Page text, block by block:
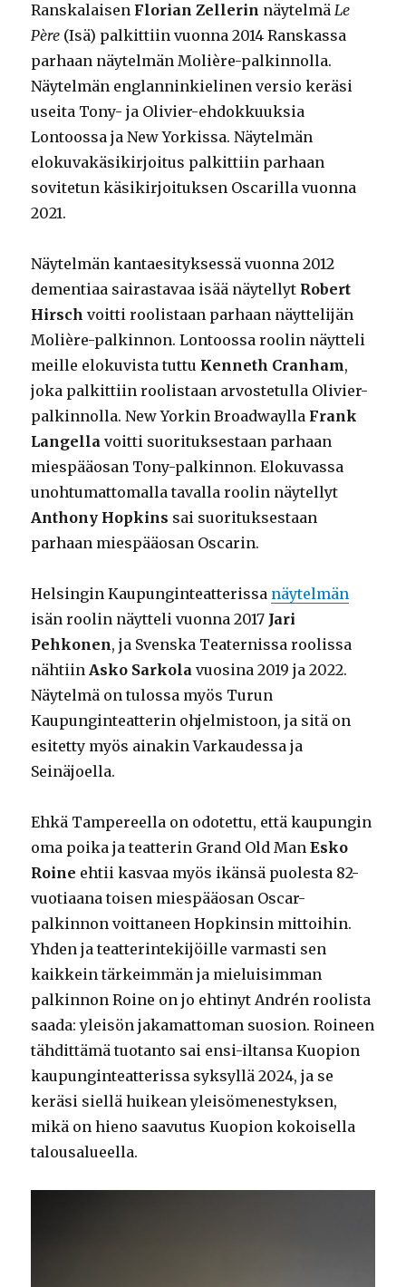
Ranskalaisen Florian Zellerin näytelmäLe
Père (Isä) palkittiin vuonna 2014 Ranskassa
parhaan näytelmän Molière-palkinnolla.
Näytelmän englanninkielinen versio keräsi
useita Tony- ja Olivier-ehdokkuuksia
Lontoossa ja New Yorkissa. Näytelmän
elokuvakäsikirjoitus palkittiin parhaan
sovitetun käsikirjoituksen Oscarilla vuonna
2021.
Näytelmän kantaesityksessä vuonna 2012
dementiaa sairastavaa isää näytellyt Robert
Hirsch voitti roolistaan parhaan näyttelijän
Molière-palkinnon. Lontoossa roolin näytteli
meille elokuvista tuttu Kenneth Cranham,
joka palkittiin roolistaan arvostetulla Olivier-
palkinnolla. New Yorkin Broadwaylla Frank
Langella voitti suorituksestaan parhaan
miespääosan Tony-palkinnon. Elokuvassa
unohtumattomalla tavalla roolin näytellyt
Anthony Hopkins sai suorituksestaan
parhaan miespääosan Oscarin.
Helsingin Kaupunginteatterissa näytelmän
isän roolin näytteli vuonna 2017 Jari
Pehkonen, ja Svenska Teaternissa roolissa
nähtiinAsko Sarkola vuosina 2019 ja 2022.
Näytelmä on tulossa myös Turun
Kaupunginteatterin ohjelmistoon, ja sitä on
esitetty myös ainakin Varkaudessa ja
Seinäjoella.
Ehkä Tampereella on odotettu, että kaupungin
oma poika ja teatterin Grand Old ManEsko
Roine ehtii kasvaa myös ikänsä puolesta 82-
vuotiaana toisen miespääosan Oscar-
palkinnon voittaneen Hopkinsin mittoihin.
Yhden ja teatterintekijöille varmasti sen
kaikkein tärkeimmän ja mieluisimman
palkinnon Roine on jo ehtinyt Andrén roolista
saada: yleisön jakamattoman suosion. Roineen
tähdittämä tuotanto sai ensi-iltansa Kuopion
kaupunginteatterissa syksyllä 2024, ja se
keräsi siellä huikean yleisömenestyksen,
mikä on hieno saavutus Kuopion kokoisella
talousalueella.